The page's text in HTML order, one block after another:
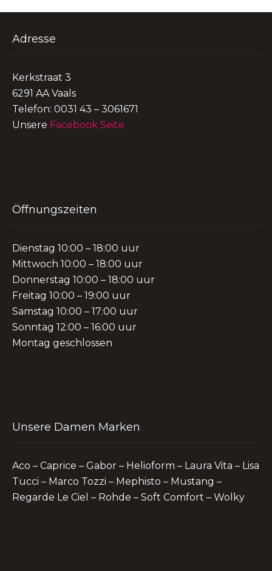
Adresse
Kerkstraat 3
6291 AA Vaals
Telefon: 0031 43 – 3061671
Unsere Facebook Seite
Öffnungszeiten
Dienstag 10:00 – 18:00 uur
Mittwoch 10:00 – 18:00 uur
Donnerstag 10:00 – 18:00 uur
Freitag 10:00 – 19:00 uur
Samstag 10:00 – 17:00 uur
Sonntag 12:00 – 16:00 uur
Montag geschlossen
Unsere Damen Marken
Aco – Caprice – Gabor – Helioform – Laura Vita – Lisa
Tucci – Marco Tozzi – Mephisto – Mustang –
Regarde Le Ciel – Rohde – Soft Comfort – Wolky